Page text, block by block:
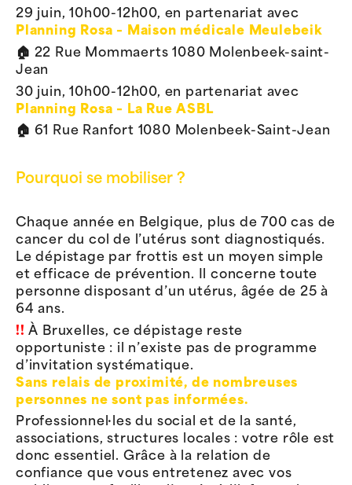
29 juin, 10h00-12h00, en partenariat avec
Planning Rosa – Maison médicale Meulebeik
🏠 22 Rue Mommaerts 1080 Molenbeek-saint-
Jean
30 juin, 10h00-12h00, en partenariat avec
Planning Rosa – La Rue ASBL
🏠 61 Rue Ranfort 1080 Molenbeek-Saint-Jean
Pourquoi se mobiliser ?
Chaque année en Belgique, plus de 700 cas de
cancer du col de l’utérus sont diagnostiqués.
Le dépistage par frottis est un moyen simple
et efficace de prévention. Il concerne toute
personne disposant d’un utérus, âgée de 25 à
64 ans.
!! À Bruxelles, ce dépistage reste
opportuniste : il n’existe pas de programme
d’invitation systématique.
Sans relais de proximité, de nombreuses
personnes ne sont pas informées.
Professionnel·les du social et de la santé,
associations, structures locales : votre rôle est
donc essentiel. Grâce à la relation de
confiance que vous entretenez avec vos